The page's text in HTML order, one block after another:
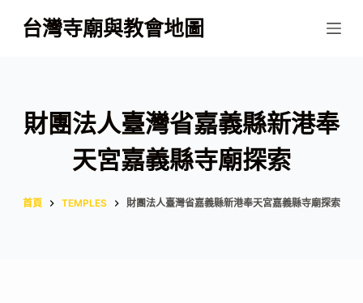
跳
至
容
台灣寺廟與教會地圖
財團法人臺灣省嘉義縣新港奉
天宮嘉義縣寺廟探索
首頁 TEMPLES 財團法人臺灣省嘉義縣新港奉天宮嘉義縣寺廟探索